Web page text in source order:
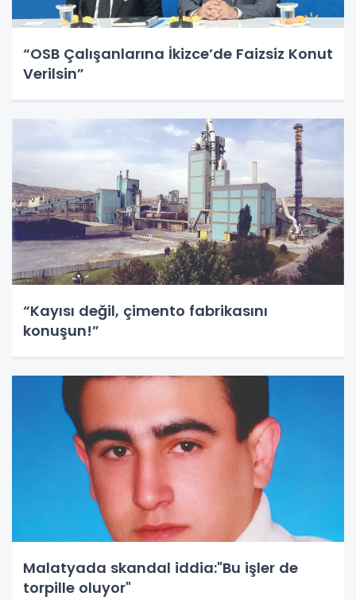
“OSB Çalışanlarına İkizce’de Faizsiz Konut
Verilsin”
“Kayısı değil, çimento fabrikasını
konuşun!”
Malatyada skandal iddia:"Bu işler de
torpille oluyor"